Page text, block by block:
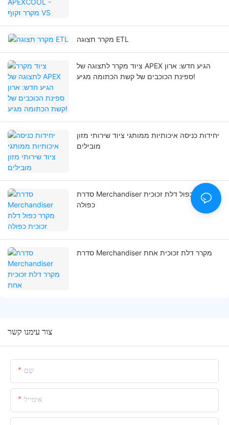
מקרר תצוגה ETL
ציוד מקרר לתצוגה של APEX הגיע חדש: ארון
ספינת הכוכבים של קשת הכתומה מגיע!
יחידות כניסה איכותיות ממותגי ציוד שירותי מזון
מובילים
סדרת Merchandiser מקרר כפול דלת זכוכית
כפולה
סדרת Merchandiser מקרר דלת זכוכית אחת
צור עימנו קשר
שֵׁם
אימייל